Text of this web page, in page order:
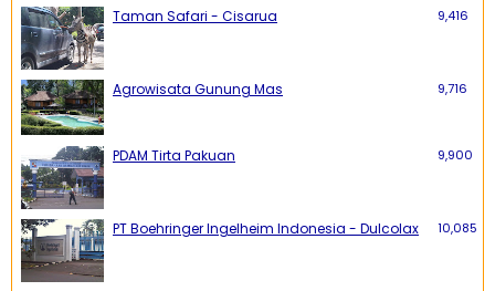
Taman Safari - Cisarua 9,416
Agrowisata Gunung Mas 9,716
PDAM Tirta Pakuan 9,900
PT Boehringer Ingelheim Indonesia - Dulcolax 10,085